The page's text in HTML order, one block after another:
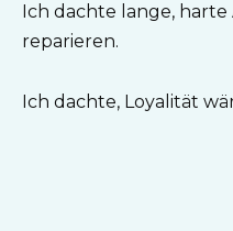
Ich dachte lange,
reparieren.
Ich dachte, Loyalität